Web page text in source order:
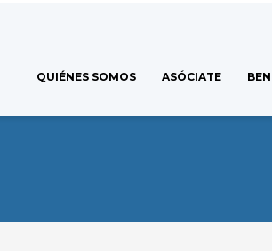
QUIÉNES SOMOS ASÓCIATE